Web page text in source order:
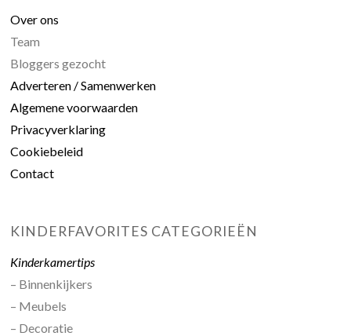
Over ons
Team
Bloggers gezocht
Adverteren / Samenwerken
Algemene voorwaarden
Privacyverklaring
Cookiebeleid
Contact
KINDERFAVORITES CATEGORIEËN
Kinderkamertips
– Binnenkijkers
– Meubels
– Decoratie